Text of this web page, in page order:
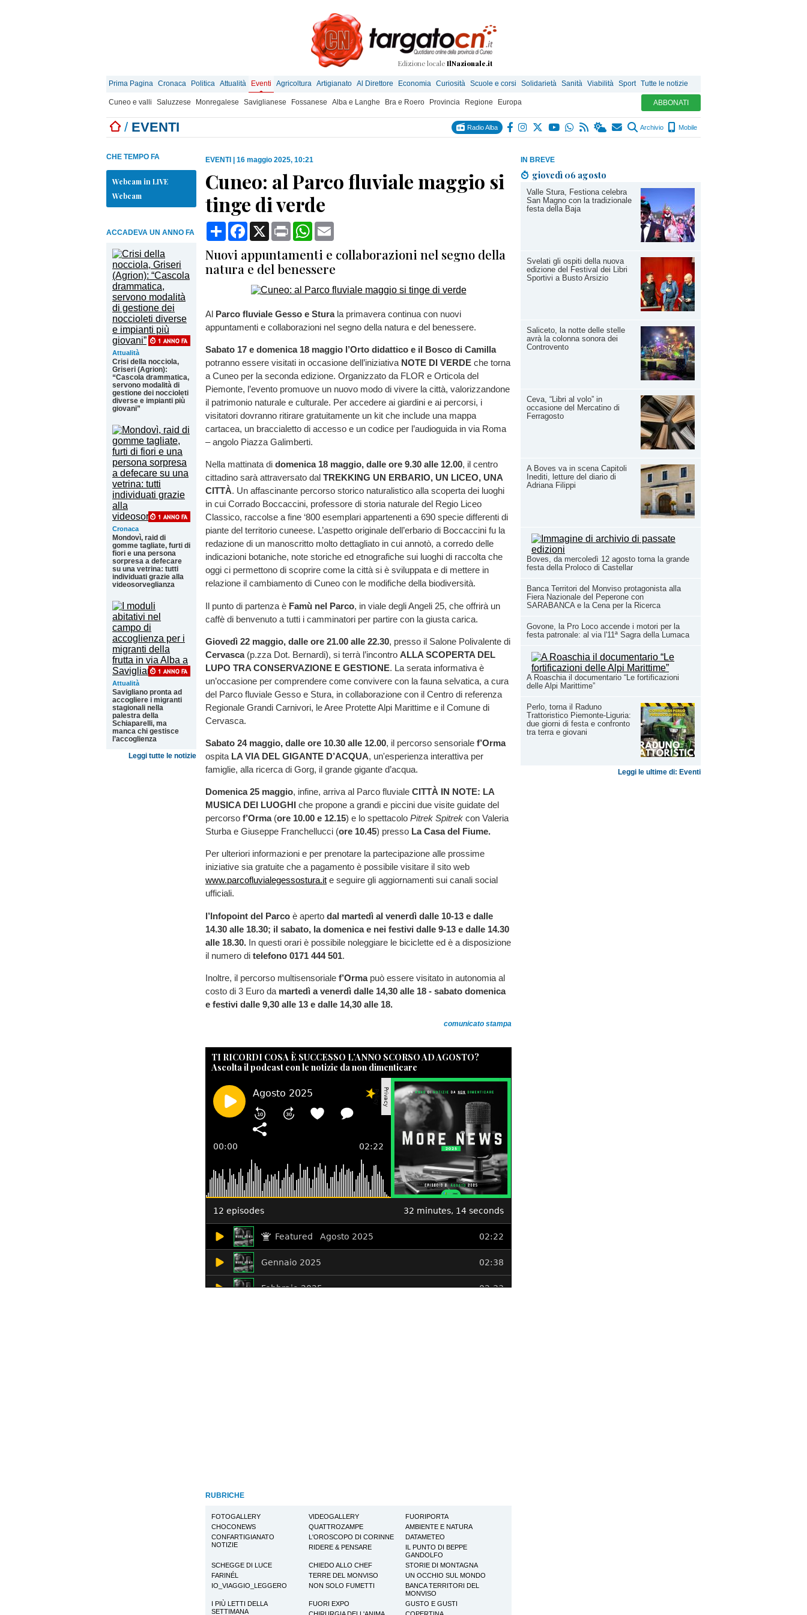
Edizione locale IlNazionale.it
Prima Pagina Cronaca Politica Attualità Eventi Agricoltura Artigianato Al Direttore Economia Curiosità Scuole e corsi Solidarietà Sanità Viabilità Sport Tutte le notizie
Cuneo e valli Saluzzese Monregalese Saviglianese Fossanese Alba e Langhe Bra e Roero Provincia Regione Europa ABBONATI
/ EVENTI Radio Alba Archivio Mobile
IN BREVE
giovedì 06 agosto
Valle Stura, Festiona celebra
San Magno con la tradizionale
festa della Baja
Svelati gli ospiti della nuova
edizione del Festival dei Libri
Sportivi a Busto Arsizio
Saliceto, la notte delle stelle
avrà la colonna sonora dei
Controvento
Ceva, “Libri al volo” in
occasione del Mercatino di
Ferragosto
A Boves va in scena Capitoli
Inediti, letture del diario di
Adriana Filippi
Boves, da mercoledì 12 agosto torna la grande
festa della Proloco di Castellar
Banca Territori del Monviso protagonista alla
Fiera Nazionale del Peperone con
SARABANCA e la Cena per la Ricerca
Govone, la Pro Loco accende i motori per la
festa patronale: al via l'11ª Sagra della Lumaca
A Roaschia il documentario “Le fortificazioni
delle Alpi Marittime”
Perlo, torna il Raduno
Trattoristico Piemonte-Liguria:
due giorni di festa e confronto
tra terra e giovani
Leggi le ultime di: Eventi
CHE TEMPO FA
Webcam in LIVE
Webcam
ACCADEVA UN ANNO FA
Attualità
Crisi della nocciola,
Griseri (Agrion):
“Cascola drammatica,
servono modalità di
gestione dei noccioleti
diverse e impianti più
giovani”
Cronaca
Mondovì, raid di
gomme tagliate, furti di
fiori e una persona
sorpresa a defecare
su una vetrina: tutti
individuati grazie alla
videosorveglianza
Attualità
Savigliano pronta ad
accogliere i migranti
stagionali nella
palestra della
Schiaparelli, ma
manca chi gestisce
l’accoglienza
Leggi tutte le notizie
EVENTI 16 maggio 2025, 10:21
Cuneo: al Parco fluviale maggio si
tinge di verde
CondividiFacebook
X Print WhatsApp
Nuovi appuntamenti e collaborazioni nel segno della
natura e del benessere
Al Parco fluviale Gesso e Sturala primavera continua con nuovi
appuntamenti e collaborazioni nel segno della natura e del benessere.
Sabato 17 e domenica 18 maggio l’Orto didattico e il Bosco di Camilla
potranno essere visitati in occasione dell’iniziativa NOTE DI VERDE che torna
a Cuneo per la seconda edizione. Organizzato da FLOR e Orticola del
Piemonte, l’evento promuove un nuovo modo di vivere la città, valorizzandone
il patrimonio naturale e culturale. Per accedere ai giardini e ai percorsi, i
visitatori dovranno ritirare gratuitamente un kit che include una mappa
cartacea, un braccialetto di accesso e un codice per l’audioguida in via Roma
– angolo Piazza Galimberti.
Nella mattinata di domenica 18 maggio, dalle ore 9.30 alle 12.00, il centro
cittadino sarà attraversato dal TREKKING UN ERBARIO, UN LICEO, UNA
CITTÀ. Un affascinante percorso storico naturalistico alla scoperta dei luoghi
in cui Corrado Boccaccini, professore di storia naturale del Regio Liceo
Classico, raccolse a fine ‘800 esemplari appartenenti a 690 specie differenti di
piante del territorio cuneese. L’aspetto originale dell’erbario di Boccaccini fu la
redazione di un manoscritto molto dettagliato in cui annotò, a corredo delle
indicazioni botaniche, note storiche ed etnografiche sui luoghi di raccolta che
oggi ci permettono di scoprire come la città si è sviluppata e di mettere in
relazione il cambiamento di Cuneo con le modifiche della biodiversità.
Il punto di partenza è Famù nel Parco, in viale degli Angeli 25, che offrirà un
caffè di benvenuto a tutti i camminatori per partire con la giusta carica.
Giovedì 22 maggio, dalle ore 21.00 alle 22.30, presso il Salone Polivalente di
Cervasca(p.zza Dot. Bernardi), si terrà l’incontro ALLA SCOPERTA DEL
LUPO TRA CONSERVAZIONE E GESTIONE. La serata informativa è
un’occasione per comprendere come convivere con la fauna selvatica, a cura
del Parco fluviale Gesso e Stura, in collaborazione con il Centro di referenza
Regionale Grandi Carnivori, le Aree Protette Alpi Marittime e il Comune di
Cervasca.
Sabato 24 maggio, dalle ore 10.30 alle 12.00, il percorso sensoriale f’Orma
ospita LA VIA DEL GIGANTE D’ACQUA, un'esperienza interattiva per
famiglie, alla ricerca di Gorg, il grande gigante d’acqua.
Domenica 25 maggio, infine, arriva al Parco fluviale CITTÀ IN NOTE: LA
MUSICA DEI LUOGHI che propone a grandi e piccini due visite guidate del
percorso f’Orma(ore 10.00 e 12.15) e lo spettacolo Pitrek Spitrek con Valeria
Sturba e Giuseppe Franchellucci (ore 10.45) presso La Casa del Fiume.
Per ulteriori informazioni e per prenotare la partecipazione alle prossime
iniziative sia gratuite che a pagamento è possibile visitare il sito web
www.parcofluvialegessostura.it e seguire gli aggiornamenti sui canali social
ufficiali.
l’Infopoint del Parco è aperto dal martedì al venerdì dalle 10-13 e dalle
14.30 alle 18.30; il sabato, la domenica e nei festivi dalle 9-13 e dalle 14.30
alle 18.30. In questi orari è possibile noleggiare le biciclette ed è a disposizione
il numero di telefono 0171 444 501.
Inoltre, il percorso multisensoriale f’Ormapuò essere visitato in autonomia al
costo di 3 Euro da martedì a venerdì dalle 14,30 alle 18 - sabato domenica
e festivi dalle 9,30 alle 13 e dalle 14,30 alle 18.
comunicato stampa
TI RICORDI COSA È SUCCESSO L’ANNO SCORSO AD AGOSTO?
Ascolta il podcast con le notizie da non dimenticare
RUBRICHE
FOTOGALLERY VIDEOGALLERY
FUORIPORTA
CHOCONEWS
QUATTROZAMPE
AMBIENTE E NATURA
CONFARTIGIANATO
NOTIZIE
L'OROSCOPO DI CORINNE
DATAMETEO
RIDERE & PENSARE
IL PUNTO DI BEPPE
GANDOLFO
SCHEGGE DI LUCE
CHIEDO ALLO CHEF
STORIE DI MONTAGNA
FARINÉL
TERRE DEL MONVISO
UN OCCHIO SUL MONDO
IO_VIAGGIO_LEGGERO
NON SOLO FUMETTI
BANCA TERRITORI DEL
MONVISO
I PIÙ LETTI DELLA
SETTIMANA
FUORI EXPO
GUSTO E GUSTI